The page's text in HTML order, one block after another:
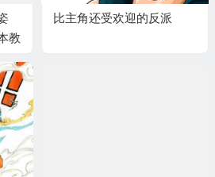
教
比主角还受欢迎的反派